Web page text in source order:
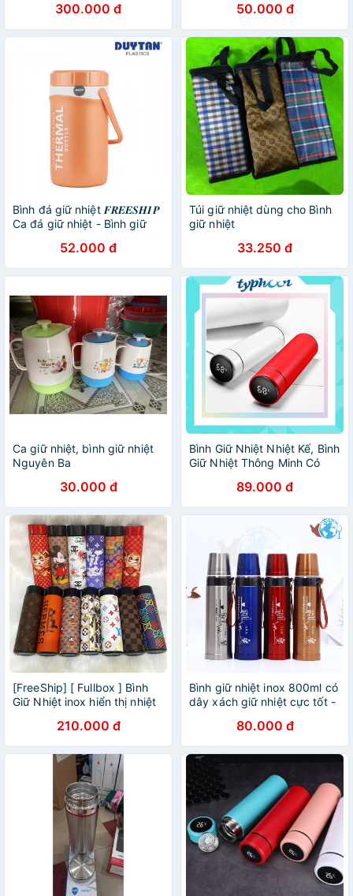
300.000 đ 50.000 đ
Bình đá giữ nhiệt 𝑭𝑹𝑬𝑬𝑺𝑯𝑰𝑷
Ca đá giữ nhiệt - Bình giữ
52.000 đ
Túi giữ nhiệt dùng cho Bình
giữ nhiệt
33.250 đ
Ca giữ nhiệt, bình giữ nhiệt
Nguyên Ba
30.000 đ
Bình Giữ Nhiệt Nhiệt Kế, Bình
Giữ Nhiệt Thông Minh Có
89.000 đ
[FreeShip] [ Fullbox ] Bình
Giữ Nhiệt inox hiển thị nhiệt
bình ủ trà, bình giữ nhiệt
đẹp.
210.000 đ
Bình giữ nhiệt inox 800ml có
dây xách giữ nhiệt cực tốt -
80.000 đ